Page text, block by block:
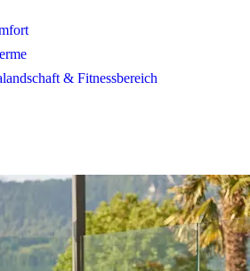
& Fitnessbereich